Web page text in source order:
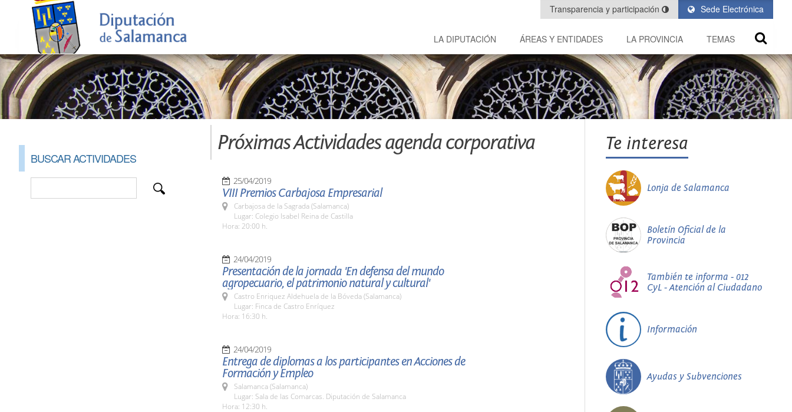
Sede Electrónica
Transparencia y participación
LA DIPUTACIÓN ÁREAS Y ENTIDADES LA PROVINCIA TEMAS
BUSCAR ACTIVIDADES
Próximas Actividades agenda corporativa
25/04/2019
VIII Premios Carbajosa Empresarial
Carbajosa de la Sagrada (Salamanca)
Lugar: Colegio Isabel Reina de Castilla
Hora: 20:00 h.
24/04/2019
Presentación de la jornada 'En defensa del mundo
agropecuario, el patrimonio natural y cultural'
Castro Enriquez Aldehuela de la Bóveda (Salamanca)
Lugar: Finca de Castro Enríquez
Hora: 16:30 h.
24/04/2019
Entrega de diplomas a los participantes en Acciones de
Formación y Empleo
Salamanca (Salamanca)
Lugar: Sala de las Comarcas. Diputación de Salamanca
Hora: 12:30 h.
Te interesa
Lonja de Salamanca
Boletín Oficial de la
Provincia
También te informa - 012
CyL - Atención al Ciudadano
Información
Ayudas y Subvenciones